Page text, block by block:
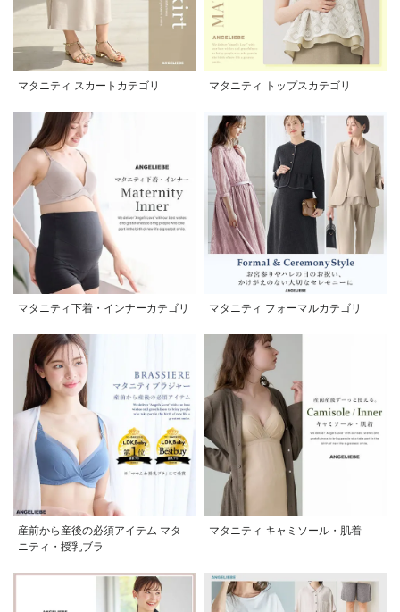
マタニティ スカートカテゴリ マタニティ トップスカテゴリ
マタニティ下着・インナーカテゴリ マタニティ フォーマルカテゴリ
産前から産後の必須アイテム マタ
ニティ・授乳ブラ
マタニティ キャミソール・肌着